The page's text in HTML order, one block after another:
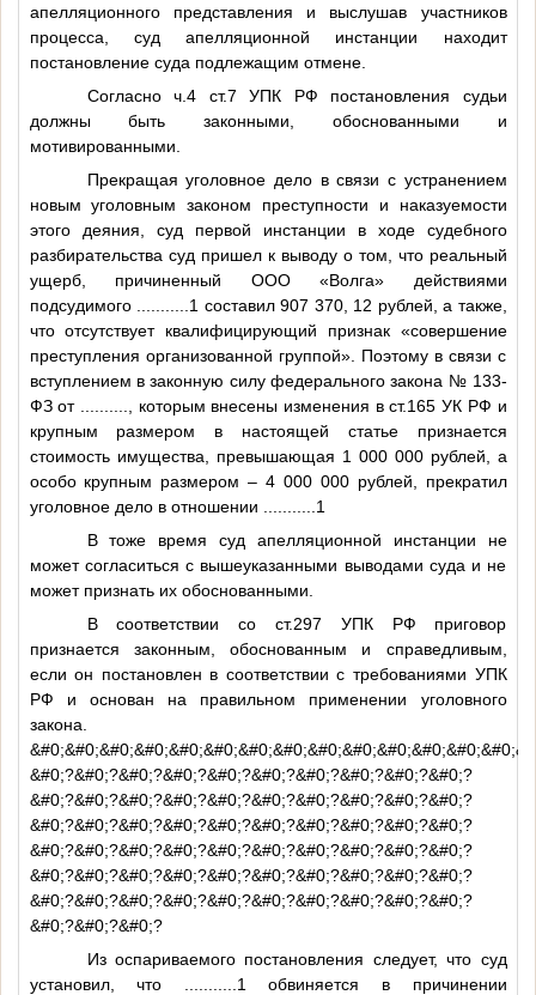
апелляционного представления и выслушав участников
процесса, суд апелляционной инстанции находит
постановление суда подлежащим отмене.
Согласно ч.4 ст.7 УПК РФ постановления судьи
должны быть законными, обоснованными и
мотивированными.
Прекращая уголовное дело в связи с устранением
новым уголовным законом преступности и наказуемости
этого деяния, суд первой инстанции в ходе судебного
разбирательства суд пришел к выводу о том, что реальный
ущерб, причиненный ООО «Волга» действиями
подсудимого
...........1 составил 907 370, 12 рублей, а также,
что отсутствует квалифицирующий признак «совершение
преступления организованной группой». Поэтому в связи с
вступлением в законную силу федерального закона № 133-
ФЗ от
, которым внесены изменения в ст.165 УК РФ и
крупным размером в настоящей статье признается
стоимость имущества, превышающая 1 000 000 рублей, а
особо крупным размером – 4 000 000 рублей, прекратил
уголовное дело в отношении
...........1
В тоже время суд апелляционной инстанции не
может согласиться с вышеуказанными выводами суда и не
может признать их обоснованными.
В соответствии со ст.297 УПК РФ приговор
признается законным, обоснованным и справедливым,
если он постановлен в соответствии с требованиями УПК
РФ и основан на правильном применении уголовного
закона.
&#0;?&#0;?&#0;?&#0;?&#0;?&#0;?&#0;?&#0;?&#0;?&#0;?
&#0;?&#0;?&#0;?&#0;?&#0;?&#0;?&#0;?&#0;?&#0;?&#0;?
&#0;?&#0;?&#0;?&#0;?&#0;?&#0;?&#0;?&#0;?&#0;?&#0;?
&#0;?&#0;?&#0;?&#0;?&#0;?&#0;?&#0;?&#0;?&#0;?&#0;?
&#0;?&#0;?&#0;?&#0;?&#0;?&#0;?&#0;?&#0;?&#0;?&#0;?
&#0;?&#0;?&#0;?&#0;?&#0;?&#0;?&#0;?&#0;?&#0;?&#0;?
&#0;?&#0;?&#0;?
Из оспариваемого постановления следует, что суд
установил, что
...........1
обвиняется в причинении